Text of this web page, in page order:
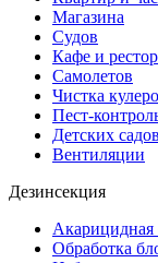
Магазина
Судов
Кафе и
Самолетов
Чистка
Пест-
Детских
Вентиляции
Дезинсекция
Акарицидная
Обработка